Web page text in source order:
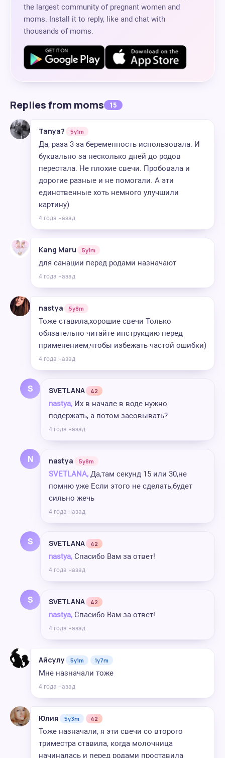
the largest community of pregnant women and
moms. Install it to reply, like and chat with
thousands of moms.
Replies from moms 15
Tanya? 5y1m
Да, раза 3 за беременность использовала. И
буквально за несколько дней до родов
перестала. Не плохие свечи. Пробовала и
дорогие разные и не помогали. А эти
единственные хоть немного улучшили
картину)
4 года назад
Kang Maru 5y1m
для санации перед родами назначают
4 года назад
nastya 5y8m
Тоже ставила,хорошие свечи Только
обязательно читайте инструкцию перед
применением,чтобы избежать частой ошибки)
4 года назад
S SVETLANA 42
nastya, Их в начале в воде нужно
подержать, а потом засовывать?
4 года назад
N nastya 5y8m
SVETLANA, Да,там секунд 15 или 30,не
помню уже Если этого не сделать,будет
сильно жечь
4 года назад
S SVETLANA 42
nastya, Спасибо Вам за ответ!
4 года назад
S SVETLANA 42
nastya, Спасибо Вам за ответ!
4 года назад
Айсулу 5y1m 1y7m
Мне назначали тоже
4 года назад
Юлия 5y3m 42
Тоже назначали, я эти свечи со второго
триместра ставила, когда молочница
начиналась и перед родами проставила